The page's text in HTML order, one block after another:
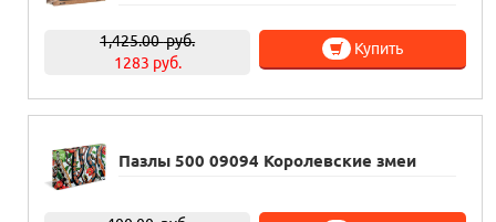
1,425.00руб.
1283 руб.
Купить
Пазлы 500 09094 Королевские змеи